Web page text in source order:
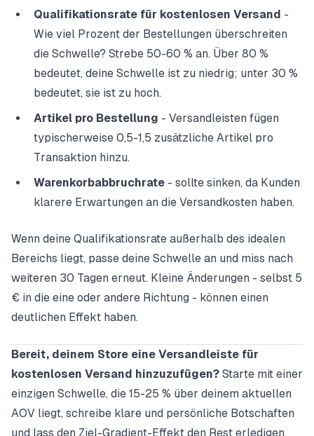
Qualifikationsrate für kostenlosen Versand -
Wie viel Prozent der Bestellungen überschreiten
die Schwelle? Strebe 50-60 % an. Über 80 %
bedeutet, deine Schwelle ist zu niedrig; unter 30 %
bedeutet, sie ist zu hoch.
Artikel pro Bestellung - Versandleisten fügen
typischerweise 0,5-1,5 zusätzliche Artikel pro
Transaktion hinzu.
Warenkorbabbruchrate - sollte sinken, da Kunden
klarere Erwartungen an die Versandkosten haben.
Wenn deine Qualifikationsrate außerhalb des idealen
Bereichs liegt, passe deine Schwelle an und miss nach
weiteren 30 Tagen erneut. Kleine Änderungen - selbst 5
€ in die eine oder andere Richtung - können einen
deutlichen Effekt haben.
Bereit, deinem Store eine Versandleiste für
kostenlosen Versand hinzuzufügen? Starte mit einer
einzigen Schwelle, die 15-25 % über deinem aktuellen
AOV liegt, schreibe klare und persönliche Botschaften
und lass den Ziel-Gradient-Effekt den Rest erledigen.